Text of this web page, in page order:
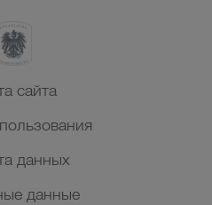
сайта
данных
данные